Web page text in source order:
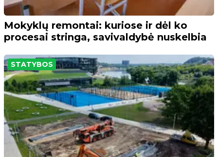
Mokyklų remontai: kuriose ir dėl ko
procesai stringa, savivaldybė nuskelbia
STATYBOS